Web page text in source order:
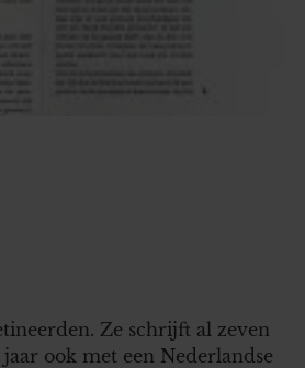
Ze schrijft al zeven
ook met een Nederlandse